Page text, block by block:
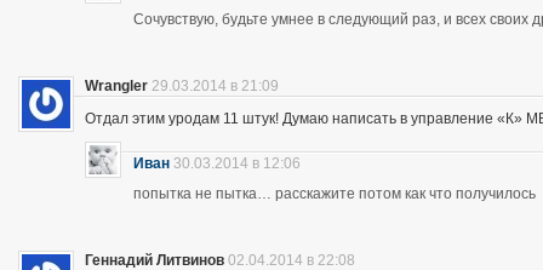
Сочувствую, будьте умнее в следующий раз, и всех своих
Wrangler 29.03.2014 в 21:09
Отдал этим уродам 11 штук! Думаю написать в управление «К»
Иван 30.03.2014 в 12:06
попытка не пытка… расскажите потом как что получилось
Геннадий Литвинов 02.04.2014 в 22:08